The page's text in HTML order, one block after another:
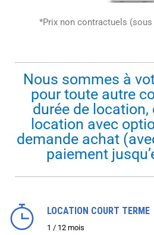
*Prix non contractuels
Nous sommes à
pour toute autre
durée de location,
location avec
demande achat
paiement
LOCATION COURT TERME
1 / 12 mois